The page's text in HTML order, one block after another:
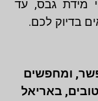
מידת גבס, עד
בדיוק לכם.
ומחפשים
באריאל